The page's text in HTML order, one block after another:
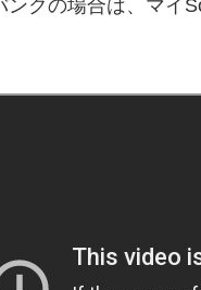
ンクの場合は、マイ